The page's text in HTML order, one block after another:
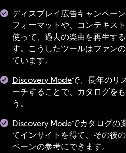
ディスプレイ広告キャンペーン
フォーマットや、コンテキス
使って、過去の楽曲を再生す
す。こうしたツールはファン
ています。
Discovery Modeで、長年のリ
ーチすることで、カタログを
う。
Discovery Modeでカタログの
てインサイトを得て、その後
ペーンの参考にできます。